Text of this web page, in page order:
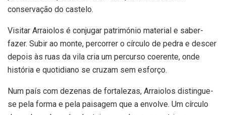
conservação do castelo.
Visitar Arraiolos é conjugar património material e saber-
fazer. Subir ao monte, percorrer o círculo de pedra e descer
depois às ruas da vila cria um percurso coerente, onde
história e quotidiano se cruzam sem esforço.
Num país com dezenas de fortalezas, Arraiolos distingue-
se pela forma e pela paisagem que a envolve. Um círculo